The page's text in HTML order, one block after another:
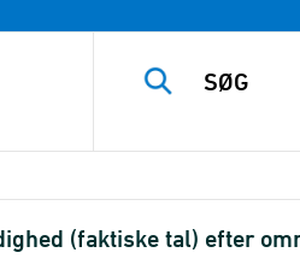
(faktiske tal) efter